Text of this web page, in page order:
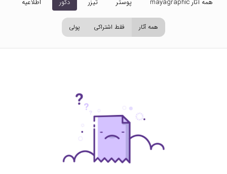
همه آثار mayagraphic پوستر تیزر دکور اطلاعیه
همه آثار فقط اشتراکی پولی